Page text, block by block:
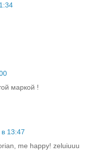
маркой !
13:47
me happy! zeluiuuu